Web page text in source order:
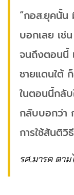
“กอส.ยุคนั้น
บอกเลย เช่
จนถึงตอนนี้
ชายแดนใต้
ในตอนนี้กลั
กลับบอกว่า
การใช้สันติวิ
รศ.มารค ตาม